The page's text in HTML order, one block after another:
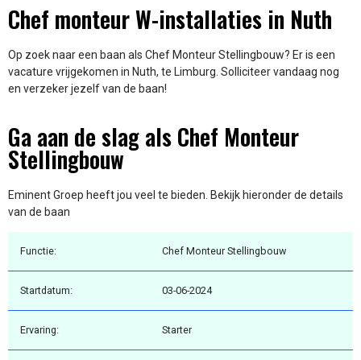
Chef monteur W-installaties in Nuth
Op zoek naar een baan als Chef Monteur Stellingbouw? Er is een
vacature vrijgekomen in Nuth, te Limburg. Solliciteer vandaag nog
en verzeker jezelf van de baan!
Ga aan de slag als Chef Monteur
Stellingbouw
Eminent Groep heeft jou veel te bieden. Bekijk hieronder de details
van de baan
Functie: Chef Monteur Stellingbouw
Startdatum: 03-06-2024
Ervaring: Starter